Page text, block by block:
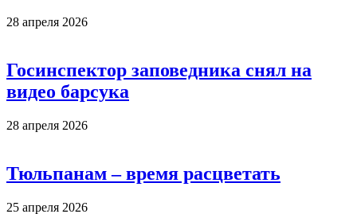
28 апреля 2026
Госинспектор заповедника снял на
видео барсука
28 апреля 2026
Тюльпанам – время расцветать
25 апреля 2026